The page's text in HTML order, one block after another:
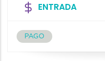
ENTRADA
PAGO